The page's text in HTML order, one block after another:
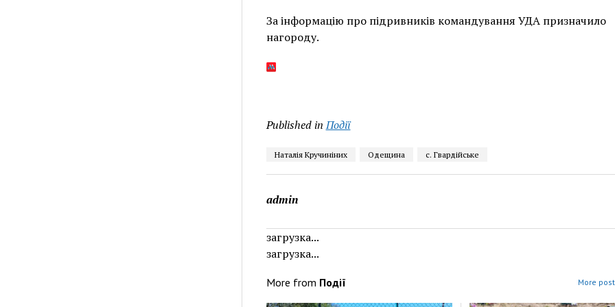
За інформацію про підривників командування УДА призначило
нагороду.
Published in Події
Наталія Кручиніних Одещина с. Гвардійське
admin
загрузка...
загрузка...
More from Події More